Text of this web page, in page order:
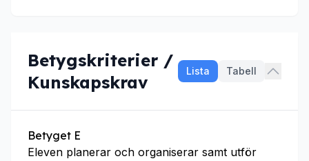
Betygskriterier /
Kunskapskrav
Lista Tabell
Betyget E
Eleven planerar och organiserar samt utför